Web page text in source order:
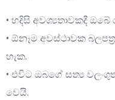
• හදිසි අවශ්‍යතාවකදී
• ඕනෑම අවස්ථාවක
හැක.
• එවිට ඔබගේ සත්‍ය
වෙයි.